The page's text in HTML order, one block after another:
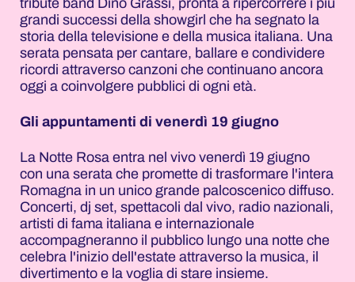
grandi successi della showgirl che ha segnato la
storia della televisione e della musica italiana. Una
serata pensata per cantare, ballare e condividere
ricordi attraverso canzoni che continuano ancora
oggi a coinvolgere pubblici di ogni età.
Gli appuntamenti di venerdì 19 giugno
La Notte Rosa entra nel vivo venerdì 19 giugno
con una serata che promette di trasformare l'intera
Romagna in un unico grande palcoscenico diffuso.
Concerti, dj set, spettacoli dal vivo, radio nazionali,
artisti di fama italiana e internazionale
accompagneranno il pubblico lungo una notte che
celebra l'inizio dell'estate attraverso la musica, il
divertimento e la voglia di stare insieme.